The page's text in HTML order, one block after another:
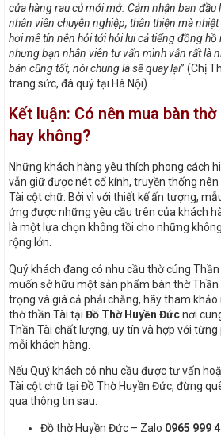
cửa hàng rau củ mới mở. Cảm nhận ban đầu
nhân viên chuyên nghiệp, thân thiện mà
hơi mê tín nên hỏi tới hỏi lui cả tiếng đồng
nhưng bạn nhân viên tư vấn mình vẫn rất là
bán cũng tốt, nói chung là sẽ quay lại” (Chị
trang sức, đá quý tại Hà Nội)
Kết luận: Có nên mua bàn
hay không?
Những khách hàng yêu thích phong cách
vẫn giữ được nét cổ kính, truyền thống
Tài cột chữ. Bởi vì với thiết kế ấn tượng,
ứng được những yêu cầu trên của khách
là một lựa chọn không tồi cho những
rộng lớn.
Quý khách đang có nhu cầu thờ cúng
muốn sở hữu một sản phẩm bàn thờ Thần
trọng và giá cả phải chăng, hãy tham
thờ thần Tài tại Đồ Thờ Huyền Đứcnơi
Thần Tài chất lượng, uy tín và hợp với
mỗi khách hàng.
Nếu Quý khách có nhu cầu được tư vấn
Tài cột chữ tại Đồ Thờ Huyền Đức, đừng
qua thông tin sau:
Đồ thờ Huyền Đức – Zalo 0965 999